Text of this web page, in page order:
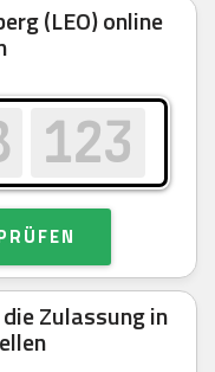
(LEO) online
Zulassung in